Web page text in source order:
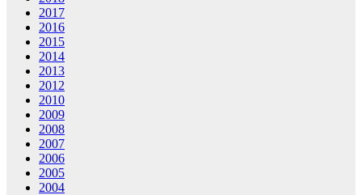
2017
2016
2015
2014
2013
2012
2010
2009
2008
2007
2006
2005
2004